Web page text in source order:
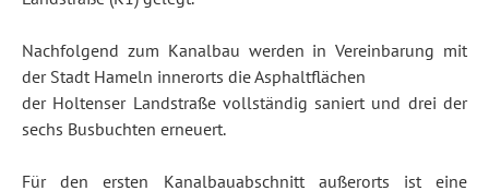
Nachfolgend zum Kanalbau werden in Vereinbarung mit
der Stadt Hameln innerorts die Asphaltflächen
der Holtenser Landstraße vollständig saniert und drei der
sechs Busbuchten erneuert.
Für den ersten Kanalbauabschnitt außerorts ist eine